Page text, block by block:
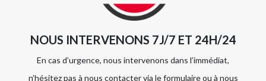
NOUS INTERVENONS 7J/7 ET 24H/24
En cas d’urgence, nous intervenons dans l’immédiat,
n’hésitez pas à nous contacter via le formulaire ou à nous